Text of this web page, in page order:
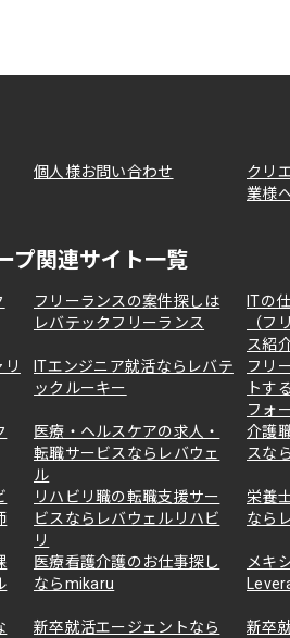
個人様お問い合わせ
クリ
業様
プ関連サイト一覧
フリーランスの案件探しは
レバテックフリーランス
ITの
（フ
ス紹
ITエンジニア就活ならレバテ
ックルーキー
フリ
トす
フォ
医療・ヘルスケアの求人・
転職サービスならレバウェ
ル
介護
スな
リハビリ職の転職支援サー
ビスならレバウェルリハビ
リ
栄養
なら
医療看護介護のお仕事探し
ならmikaru
メキ
新卒就活エージェントなら
新卒